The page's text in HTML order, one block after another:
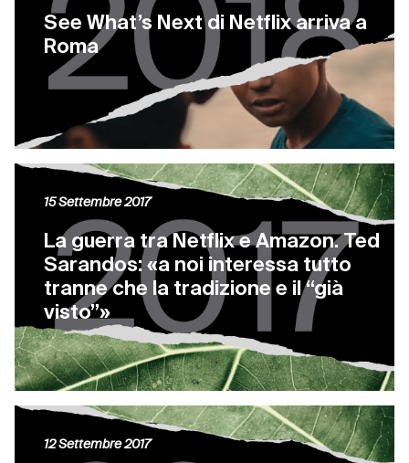
See What’s Next di Netflix arriva a
Roma
La guerra tra Netflix e Amazon. Ted
Sarandos: «a noi interessa tutto
tranne che la tradizione e il “già
visto”»
15 Settembre 2017
12 Settembre 2017